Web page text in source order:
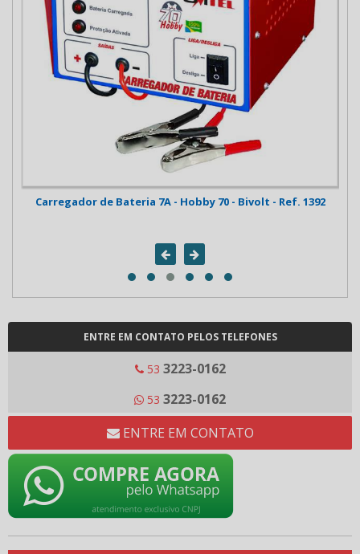
Carregador de Bateria 7A - Hobby 70 - Bivolt - Ref. 1392
ENTRE EM CONTATO PELOS TELEFONES
53 3223-0162
53 3223-0162
ENTRE EM CONTATO